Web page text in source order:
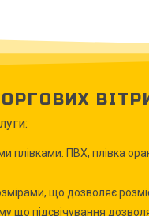
ПВХ, плівка
що дозволяє
що підсвічування